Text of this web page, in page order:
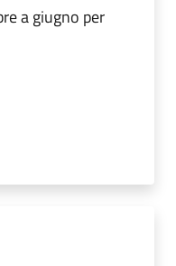
a giugno per